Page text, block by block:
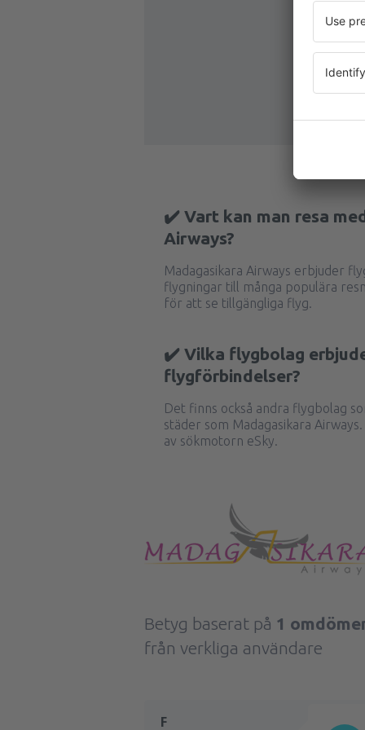
✔️ Vart kan man resa
Airways?
Madagasikara Airways erbjuder
flygningar till många populära
för att se tillgängliga flyg.
✔️ Vilka flygbolag
flygförbindelser?
Det finns också andra flygbolag
städer som Madagasikara
av sökmotorn eSky.
Betyg baserat på 1
från verkliga användare
F